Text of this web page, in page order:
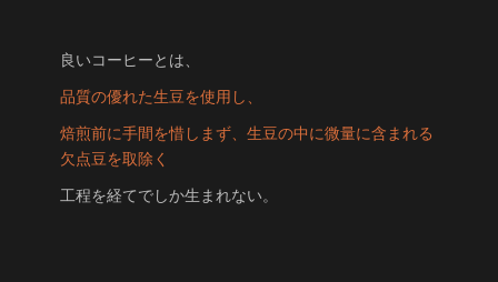
良いコーヒーとは、
品質の優れた生豆を使用し、
焙煎前に手間を惜しまず、生豆の中に微量に含まれる
欠点豆を取除く
工程を経てでしか生まれない。